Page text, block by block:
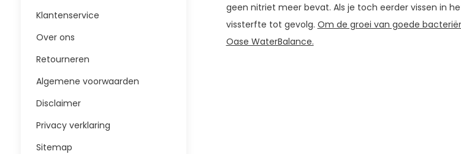
Klantenservice
Over ons
Retourneren
Algemene voorwaarden
Disclaimer
Privacy verklaring
Sitemap
geen nitriet meer bevat. Als je toch eerder vissen in
vissterfte tot gevolg. Om de groei van goede
Oase WaterBalance.